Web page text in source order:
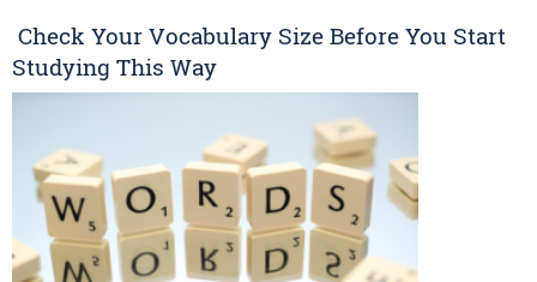
Check Your Vocabulary Size Before You Start
Studying This Way